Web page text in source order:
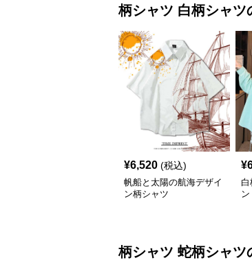
柄シャツ 白柄シャツ
¥6,520 (税込)
帆船と太陽の航海デザイ
ン柄シャツ
¥
白
柄シャツ 蛇柄シャツ